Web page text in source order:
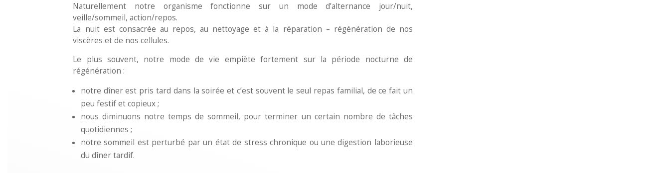
Naturellement notre organisme fonctionne sur un mode d’alternance jour/nuit,
veille/sommeil, action/repos.
La nuit est consacrée au repos, au nettoyage et à la réparation – régénération de nos
viscères et de nos cellules.
Le plus souvent, notre mode de vie empiète fortement sur la période nocturne de
régénération :
notre dîner est pris tard dans la soirée et c’est souvent le seul repas familial, de ce fait un
peu festif et copieux ;
nous diminuons notre temps de sommeil, pour terminer un certain nombre de tâches
quotidiennes ;
notre sommeil est perturbé par un état de stress chronique ou une digestion laborieuse
du dîner tardif.